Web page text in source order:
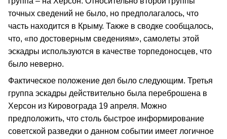
точных сведений не было, но предполагалось, что
часть находится в Крыму. Также в сводке сообщалось,
что, «по достоверным сведениям», самолеты этой
эскадры используются в качестве торпедоносцев, что
было неверно.
Фактическое положение дел было следующим. Третья
группа эскадры действительно была переброшена в
Херсон из Кировограда 19 апреля. Можно
предположить, что столь быстрое информирование
советской разведки о данном событии имеет логичное